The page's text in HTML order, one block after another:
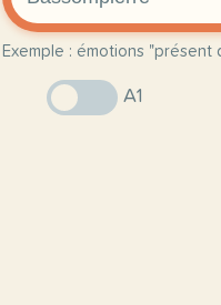
Exemple : émotions "présent
A1